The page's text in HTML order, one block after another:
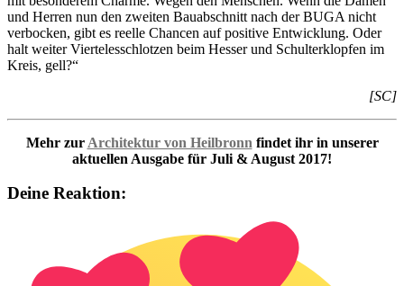
und Herren nun den zweiten Bauabschnitt nach der BUGA nicht
verbocken, gibt es reelle Chancen auf positive Entwicklung. Oder
halt weiter Viertelesschlotzen beim Hesser und Schulterklopfen im
Kreis, gell?“
[SC]
Mehr zur Architektur von Heilbronn findet ihr in unserer
aktuellen Ausgabe für Juli & August 2017!
Deine Reaktion: